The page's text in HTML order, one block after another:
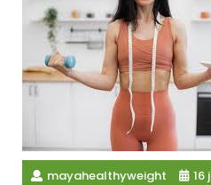
mayahealthyweight
16